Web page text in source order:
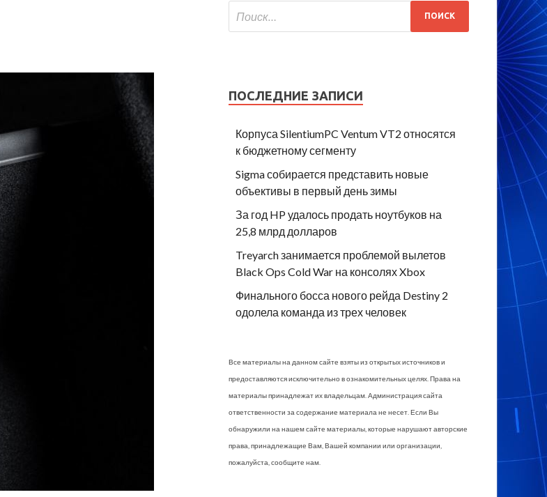
ПОСЛЕДНИЕ ЗАПИСИ
Корпуса SilentiumPC Ventum VT2 относятся
к бюджетному сегменту
Sigma собирается представить новые
объективы в первый день зимы
За год HP удалось продать ноутбуков на
25,8 млрд долларов
Treyarch занимается проблемой вылетов
Black Ops Cold War на консолях Xbox
Финального босса нового рейда Destiny 2
одолела команда из трех человек
Все материалы на данном сайте взяты из открытых источников и
предоставляются исключительно в ознакомительных целях. Права на
материалы принадлежат их владельцам. Администрация сайта
ответственности за содержание материала не несет. Если Вы
обнаружили на нашем сайте материалы, которые нарушают авторские
права, принадлежащие Вам, Вашей компании или организации,
пожалуйста, сообщите нам.